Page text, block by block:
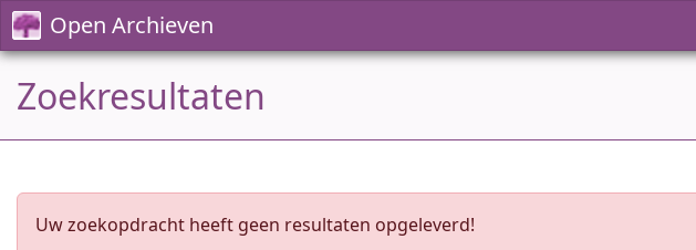
Open Archieven
Zoekresultaten
Uw zoekopdracht heeft geen resultaten opgeleverd!